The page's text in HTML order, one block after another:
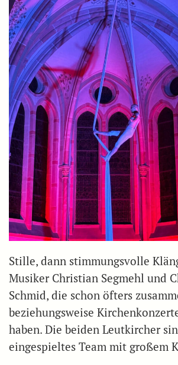
Stille, dann stimmungsvolle
Musiker Christian Segmehl und
Schmid, die schon öfters
beziehungsweise
haben. Die beiden Leutkircher
eingespieltes Team mit großem